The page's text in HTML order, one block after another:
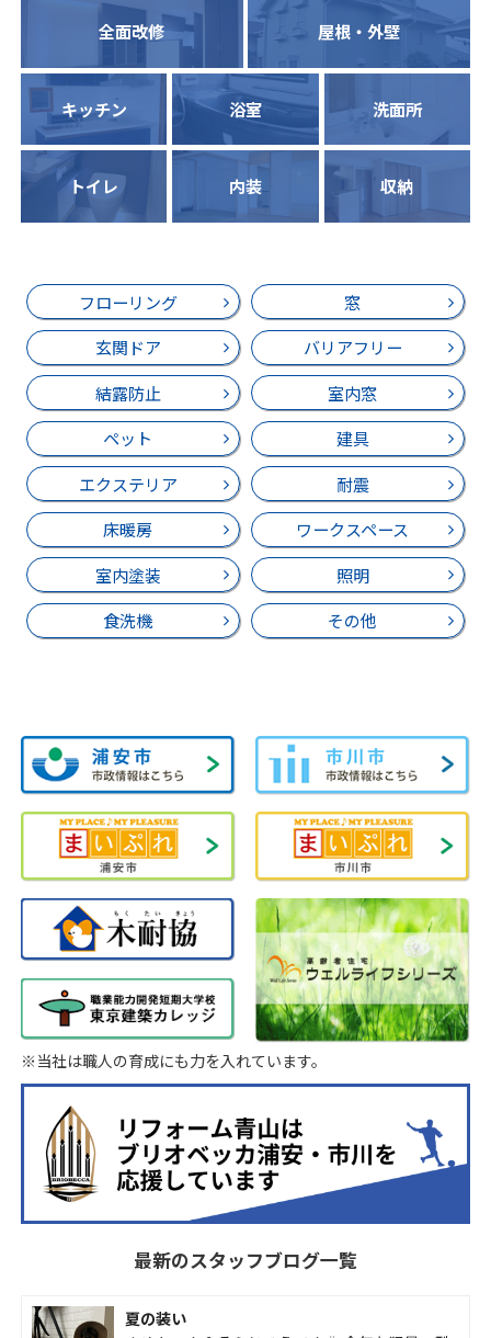
全面改修 屋根・外壁
キッチン 浴室 洗面所
トイレ 内装 収納
フローリング
窓
玄関ドア
バリアフリー
結露防止
室内窓
ペット
建具
エクステリア
耐震
床暖房
ワークスペース
室内塗装
照明
食洗機
その他
※当社は職人の育成にも力を入れています。
最新のスタッフブログ一覧
夏の装い